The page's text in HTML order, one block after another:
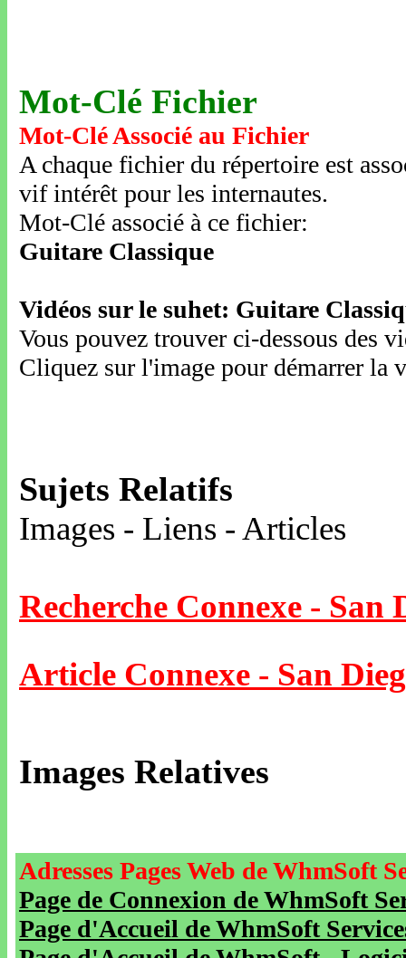
Mot-Clé Fichier
Mot-Clé Associé au Fichier
A chaque fichier du répertoire est
vif intérêt pour les internautes.
Mot-Clé associé à ce fichier:
Guitare Classique
Vidéos sur le suhet: Guitare
Vous pouvez trouver ci-dessous des
Cliquez sur l'image pour démarrer la
Sujets Relatifs
Images - Liens - Articles
Recherche Connexe - San
Article Connexe - San
Images Relatives
Adresses Pages Web de WhmSoft
Page de Connexion de WhmSoft
Page d'Accueil de WhmSoft